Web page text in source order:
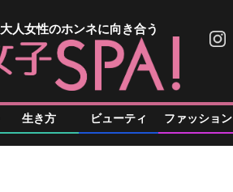
大人女性のホンネに向き合う
生き方 ビューティ ファッション